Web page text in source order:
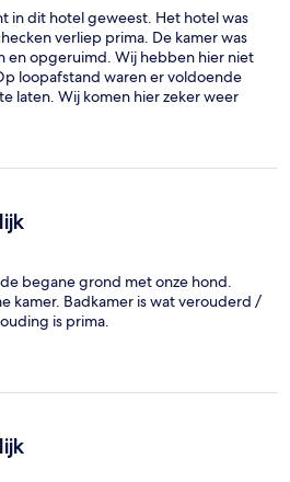
in dit hotel geweest. Het hotel was
verliep prima. De kamer was
en opgeruimd. Wij hebben hier niet
loopafstand waren er voldoende
laten. Wij komen hier zeker weer
zijn naar Scandinavië.
begane grond met onze hond.
kamer. Badkamer is wat verouderd /
is prima.